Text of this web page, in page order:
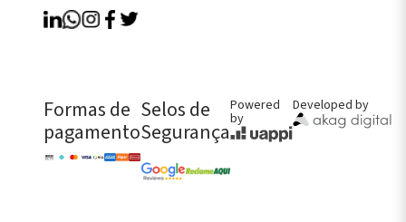
CHAMAR NO WHATS
CONTATO@HPGMUSICAL.COM.BR
Formas de
pagamento
Selos de
Segurança
Powered
by
Developed by